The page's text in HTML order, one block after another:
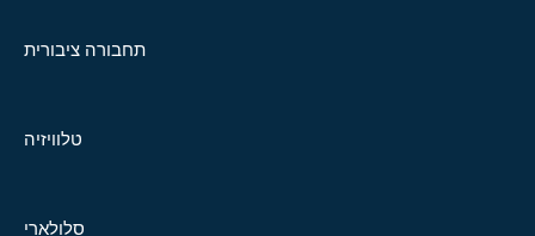
תחבורה ציבורית
טלוויזיה
סלולארי